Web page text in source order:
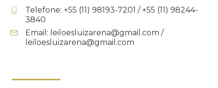
Telefone: +55 (11) 98193-7201 / +55 (11) 98244-
3840
Email: leiloesluizarena@gmail.com /
leiloesluizarena@gmail.com